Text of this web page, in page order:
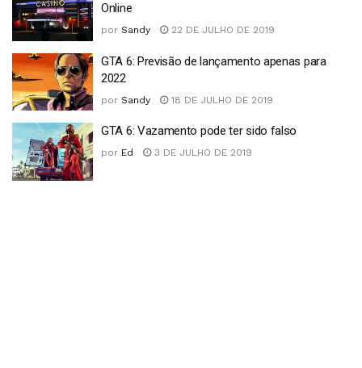
Online
por Sandy 22 DE JULHO DE 2019
GTA 6: Previsão de lançamento apenas para
2022
por Sandy 18 DE JULHO DE 2019
GTA 6: Vazamento pode ter sido falso
por Ed 3 DE JULHO DE 2019